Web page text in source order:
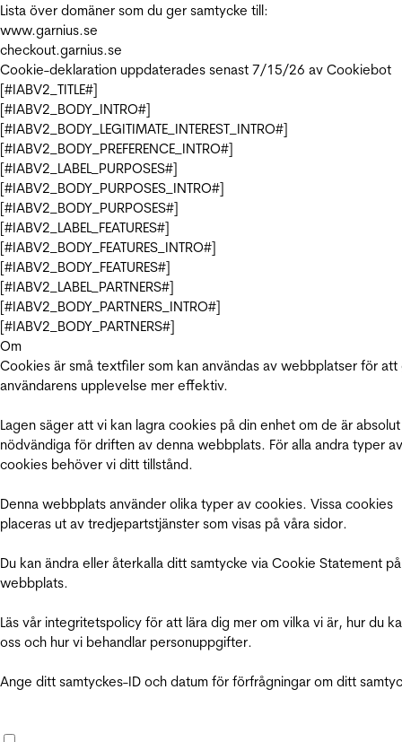
Lista över domäner som du ger samtycke till:
www.garnius.se
checkout.garnius.se
Cookie-deklaration uppdaterades senast 7/15/26 av Cookiebot
[#IABV2_TITLE#]
[#IABV2_BODY_INTRO#]
[#IABV2_BODY_LEGITIMATE_INTEREST_INTRO#]
[#IABV2_BODY_PREFERENCE_INTRO#]
[#IABV2_LABEL_PURPOSES#]
[#IABV2_BODY_PURPOSES_INTRO#]
[#IABV2_BODY_PURPOSES#]
[#IABV2_LABEL_FEATURES#]
[#IABV2_BODY_FEATURES_INTRO#]
[#IABV2_BODY_FEATURES#]
[#IABV2_LABEL_PARTNERS#]
[#IABV2_BODY_PARTNERS_INTRO#]
[#IABV2_BODY_PARTNERS#]
Om
Cookies är små textfiler som kan användas av webbplatser för att
användarens upplevelse mer effektiv.
Lagen säger att vi kan lagra cookies på din enhet om de är absolut
nödvändiga för driften av denna webbplats. För alla andra typer av
cookies behöver vi ditt tillstånd.
Denna webbplats använder olika typer av cookies. Vissa cookies
placeras ut av tredjepartstjänster som visas på våra sidor.
Du kan ändra eller återkalla ditt samtycke via Cookie Statement
webbplats.
Läs vår integritetspolicy för att lära dig mer om vilka vi är, hur du
oss och hur vi behandlar personuppgifter.
Ange ditt samtyckes-ID och datum för förfrågningar om ditt